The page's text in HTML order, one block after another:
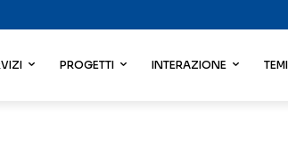
PROGETTI INTERAZIONE TEMI